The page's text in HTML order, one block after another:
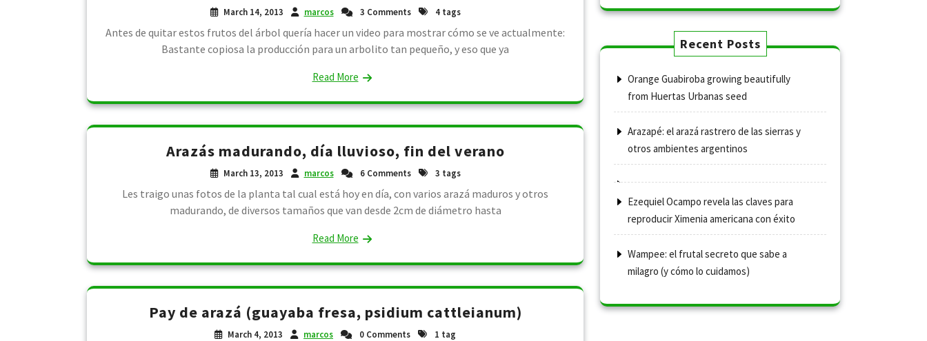
March 14, 2013 marcos 3 Comments 4 tags
Antes de quitar estos frutos del árbol quería hacer un video para mostrar cómo se ve actualmente:
Bastante copiosa la producción para un arbolito tan pequeño, y eso que ya
Read More
Arazás madurando, día lluvioso, fin del verano
March 13, 2013 marcos 6 Comments 3 tags
Les traigo unas fotos de la planta tal cual está hoy en día, con varios arazá maduros y otros
madurando, de diversos tamaños que van desde 2cm de diámetro hasta
Read More
Pay de arazá (guayaba fresa, psidium cattleianum)
March 4, 2013 marcos 0 Comments 1 tag
Recent Posts
Orange Guabiroba growing beautifully
from Huertas Urbanas seed
Arazapé: el arazá rastrero de las sierras y
otros ambientes argentinos
Ezequiel Ocampo revela las claves para
reproducir Ximenia americana con éxito
Wampee: el frutal secreto que sabe a
milagro (y cómo lo cuidamos)